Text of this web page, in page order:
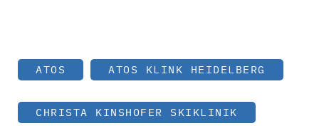
ATOS ATOS KLINK HEIDELBERG
CHRISTA KINSHOFER SKIKLINIK